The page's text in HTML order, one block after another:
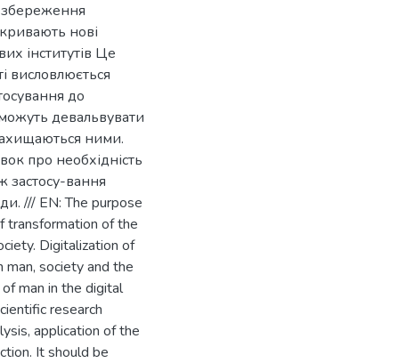
збереження
нові
інститутів Це
висловлюється
до
можуть девальвувати
ними.
про необхідність
застосу-вання
/// EN: The purpose
transformation of the
Digitalization of
society and the
man in the digital
research
application of the
It should be